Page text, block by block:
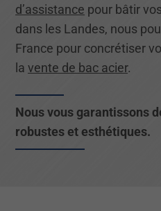
d’assistance pour bâtir
dans les Landes, nous
France pour concrétiser
lavente de bac acier.
Nous vous garantissons
robustes et esthétiques.